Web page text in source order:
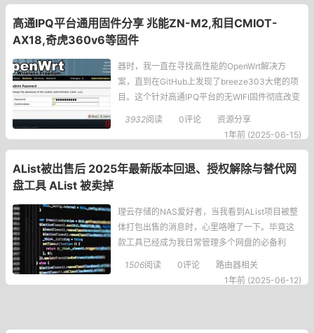
高通IPQ平台通用固件分享 兆能ZN-M2,和目CMIOT-
AX18,奇虎360v6等固件
器时，我一直在寻找高性能的OpenWrt解决方
案，直到在GitHub上发现了breeze303大佬的项
目。这个针对高通IPQ平台的无WIFI固件彻底改变
了我的网络体验，今天就和大家分享这个适用于
兆能ZN-M2、和目CMIOT-AX18、奇虎360v6等
3932阅读 0评论
资源分享
1年前 (2025-06-15)
AList被出售后 2025年最新版本回退、授权解除与替代网
盘工具 AList 被卖掉
理云存储的NAS爱好者，当我看到AList项目被整
体打包出售的消息时，心里咯噔了一下。毕竟这
款工具已经成为我日常管理多个网盘的必备利
器，突然面临这样的变故确实令人担忧。在仔细
研究后，我整理了一份应对方案，希望能帮助同
1506阅读 0评论
路由器相关
1年前 (2025-06-12)